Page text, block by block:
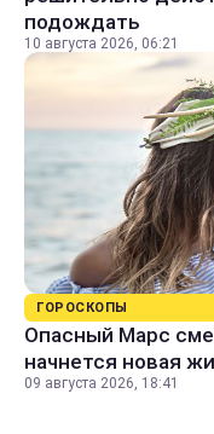
подождать
10 августа 2026, 06:21
ГОРОСКОПЫ
Опасный Марс
начнется новая
09 августа 2026, 18:41